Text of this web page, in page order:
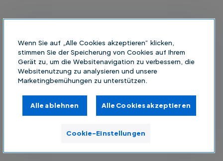
Wenn Sie auf „Alle Cookies akzeptieren“ klicken,
stimmen Sie der Speicherung von Cookies auf Ihrem
Gerät zu, um die Websitenavigation zu verbessern, die
Websitenutzung zu analysieren und unsere
Marketingbemühungen zu unterstützen.
Alle ablehnen Alle Cookies akzeptieren
Cookie-Einstellungen